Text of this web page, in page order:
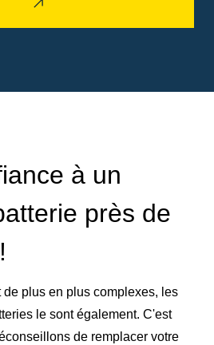
à un
près de
de plus en plus complexes, les
le sont également. C'est
de remplacer votre